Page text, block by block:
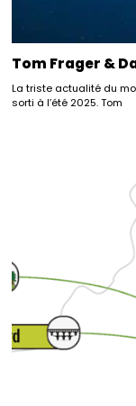
Tom Frager &
La triste actualité du
sorti à l’été 2025. Tom